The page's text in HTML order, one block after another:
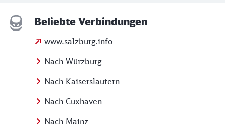
Beliebte Verbindungen
www.salzburg.info
Nach Würzburg
Nach Kaiserslautern
Nach Cuxhaven
Nach Mainz